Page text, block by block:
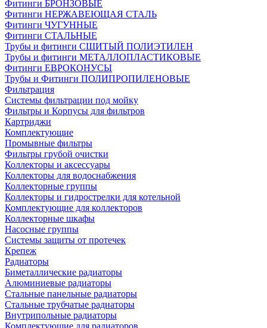
Фитинги БРОНЗОВЫЕ
Фитинги НЕРЖАВЕЮЩАЯ СТАЛЬ
Фитинги ЧУГУННЫЕ
Фитинги СТАЛЬНЫЕ
Трубы и фитинги СШИТЫЙ ПОЛИЭТИЛЕН
Трубы и фитинги МЕТАЛЛОПЛАСТИКОВЫЕ
Фитинги ЕВРОКОНУСЫ
Трубы и Фитинги ПОЛИПРОПИЛЕНОВЫЕ
Фильтрация
Системы фильтрации под мойку
Фильтры и Корпусы для фильтров
Картриджи
Комплектующие
Промывные фильтры
Фильтры грубой очистки
Коллекторы и аксессуары
Коллекторы для водоснабжения
Коллекторные группы
Коллекторы и гидрострелки для котельной
Комплектующие для коллекторов
Коллекторные шкафы
Насосные группы
Системы защиты от протечек
Крепеж
Радиаторы
Биметаллические радиаторы
Алюминиевые радиаторы
Стальные панельные радиаторы
Стальные трубчатые радиаторы
Внутрипольные радиаторы
Комплектующие для радиаторов